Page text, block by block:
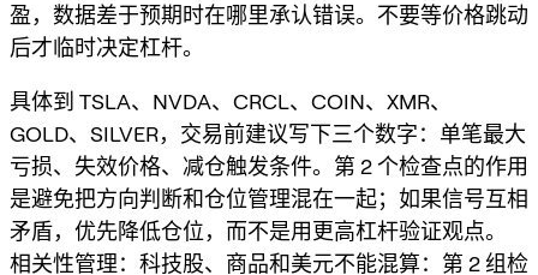
盈，数据差于预期时在哪里承认错误。不要等价格跳动
后才临时决定杠杆。
具体到 TSLA、NVDA、CRCL、COIN、XMR、
GOLD、SILVER，交易前建议写下三个数字：单笔最大
亏损、失效价格、减仓触发条件。第 2 个检查点的作用
是避免把方向判断和仓位管理混在一起；如果信号互相
矛盾，优先降低仓位，而不是用更高杠杆验证观点。
相关性管理：科技股、商品和美元不能混算：第 2 组检